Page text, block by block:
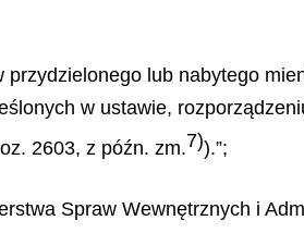
przydzielonego lub nabytego
w ustawie,
2603, z późn. zm.7)).”;
Spraw Wewnętrznych i